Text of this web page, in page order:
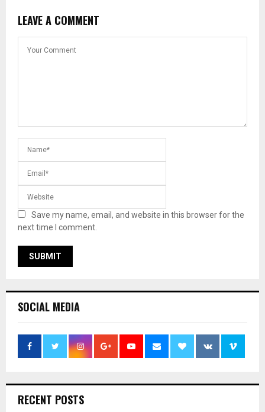
LEAVE A COMMENT
Save my name, email, and website in this browser for the
next time I comment.
SOCIAL MEDIA
RECENT POSTS